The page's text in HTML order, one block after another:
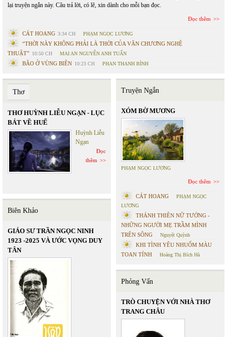
lại truyện ngắn này. Câu trả lời, có lẽ, xin dành cho mỗi bạn đọc.
Đọc thêm
CÁT HOANG 3:34 CH PHẠM NGỌC LƯƠNG
“THỜI NÀY KHÔNG PHẢI LÀ THỜI CỦA VĂN CHƯƠNG NGHỆ
THUẬT” 10:50 CH MAI AN NGUYỄN ANH TUẤN
BÃO Ở VÙNG BIÊN 10:23 CH PHAN THANH BÌNH
Thơ
THƠ HUỲNH LIỄU NGẠN - LỤC
BÁT VỀ HUẾ
Huỳnh Liễu
Ngạn
Đọc
thêm
Biên Khảo
GIÁO SƯ TRẦN NGỌC NINH
1923 -2025 VÀ ƯỚC VỌNG DUY
TÂN
Truyện Ngắn
XÓM BỜ MƯƠNG
PHẠM NGỌC LƯƠNG
Đọc thêm
CÁT HOANG
PHẠM NGỌC
LƯƠNG
THÁNH THIÊN NỮ TƯỚNG -
NHỮNG NGƯỜI MẸ TRẦM MÌNH
TRÊN SÔNG
Nguyệt Quỳnh
KHI TÌNH YÊU NHUỐM MÀU
TOAN TÍNH
Hoàng Thị Bích Hà
Phỏng Vấn
TRÒ CHUYỆN VỚI NHÀ THƠ
TRANG CHÂU